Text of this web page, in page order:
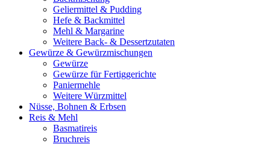
Geliermittel & Pudding
Hefe & Backmittel
Mehl & Margarine
Weitere Back- & Dessertzutaten
Gewürze & Gewürzmischungen
Gewürze
Gewürze für Fertiggerichte
Paniermehle
Weitere Würzmittel
Nüsse, Bohnen & Erbsen
Reis & Mehl
Basmatireis
Bruchreis